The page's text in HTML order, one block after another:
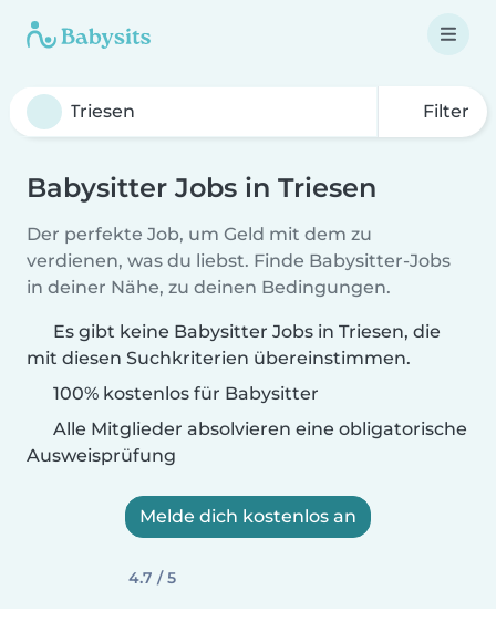
Filter
Babysitter Jobs in Triesen
Der perfekte Job, um Geld mit dem zu
verdienen, was du liebst. Finde Babysitter-Jobs
in deiner Nähe, zu deinen Bedingungen.
Es gibt keine Babysitter Jobs in Triesen, die
mit diesen Suchkriterien übereinstimmen.
100% kostenlos für Babysitter
Alle Mitglieder absolvieren eine obligatorische
Ausweisprüfung
Melde dich kostenlos an
4.7 / 5